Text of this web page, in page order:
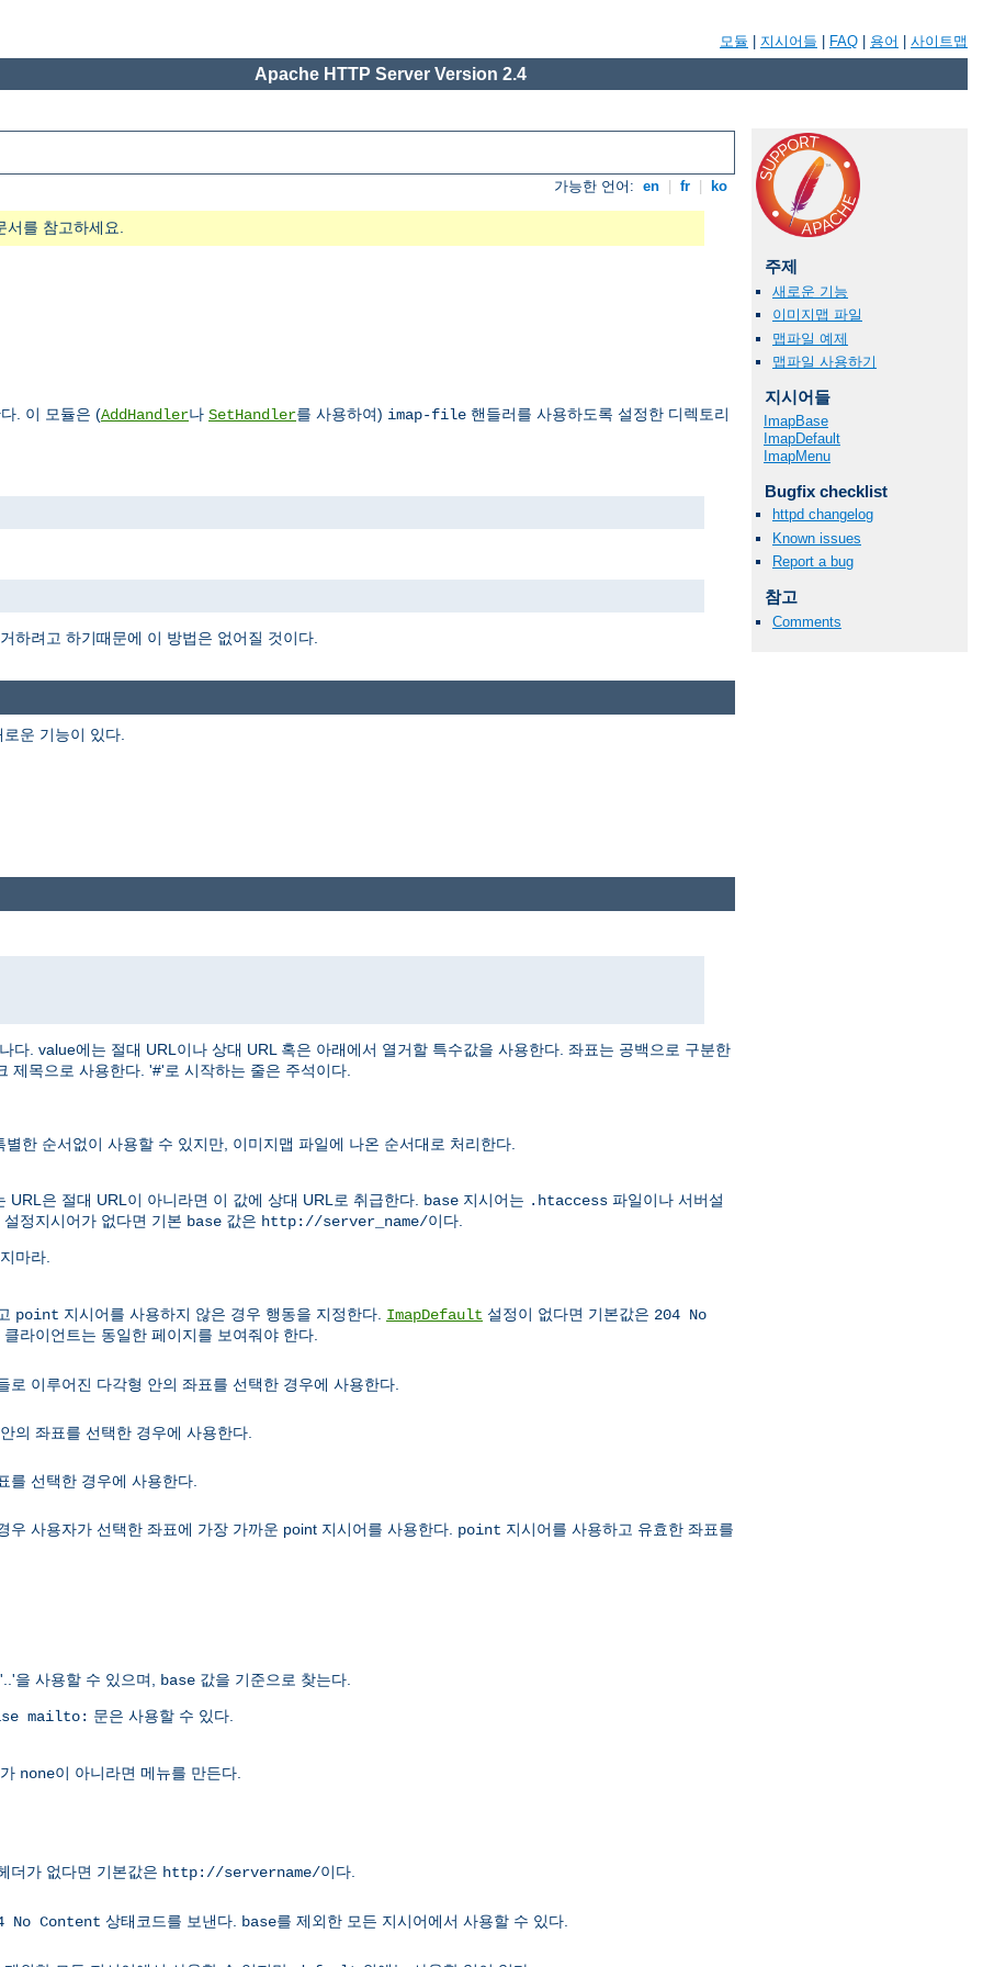
모듈 지시어들 FAQ 용어 사이트맵
Apache HTTP Server Version 2.4
가능한 언어: en fr ko
서를 참고하세요.
. 이 모듈은 (AddHandler나 SetHandler를 사용하여) imap-file 핸들러를 사용하도록 설정한 디렉토리
하려고 하기때문에 이 방법은 없어질 것이다.
주제
새로운 기능
이미지맵 파일
맵파일 예제
맵파일 사용하기
지시어들
ImapBase
ImapDefault
ImapMenu
Bugfix checklist
httpd changelog
Known issues
Report a bug
참고
Comments
운 기능이 있다.
다. value에는 절대 URL이나 상대 URL 혹은 아래에서 열거할 특수값을 사용한다. 좌표는 공백으로 구분한
제목으로 사용한다. '#'로 시작하는 줄은 주석이다.
한 순서없이 사용할 수 있지만, 이미지맵 파일에 나온 순서대로 처리한다.
은 절대 URL이 아니라면 이 값에 상대 URL로 취급한다. base 지시어는 .htaccess 파일이나 서버설
설정지시어가 없다면 기본 base 값은 http://server_name/이다.
마라.
point 지시어를 사용하지 않은 경우 행동을 지정한다. ImapDefault 설정이 없다면 기본값은 204 No
라이언트는 동일한 페이지를 보여줘야 한다.
이루어진 다각형 안의 좌표를 선택한 경우에 사용한다.
의 좌표를 선택한 경우에 사용한다.
를 선택한 경우에 사용한다.
사용자가 선택한 좌표에 가장 가까운 point 지시어를 사용한다. point 지시어를 사용하고 유효한 좌표를
을 사용할 수 있으며, base 값을 기준으로 찾는다.
mailto: 문은 사용할 수 있다.
가 none이 아니라면 메뉴를 만든다.
더가 없다면 기본값은 http://servername/이다.
No Content 상태코드를 보낸다. base를 제외한 모든 지시어에서 사용할 수 있다.